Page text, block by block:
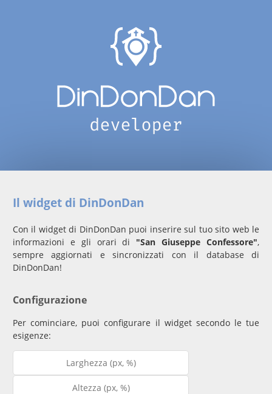
Il widget di DinDonDan
Con il widget di DinDonDan puoi inserire sul tuo sito web le
informazioni e gli orari di "San Giuseppe Confessore",
sempre aggiornati e sincronizzati con il database di
DinDonDan!
Configurazione
Per cominciare, puoi configurare il widget secondo le tue
esigenze: